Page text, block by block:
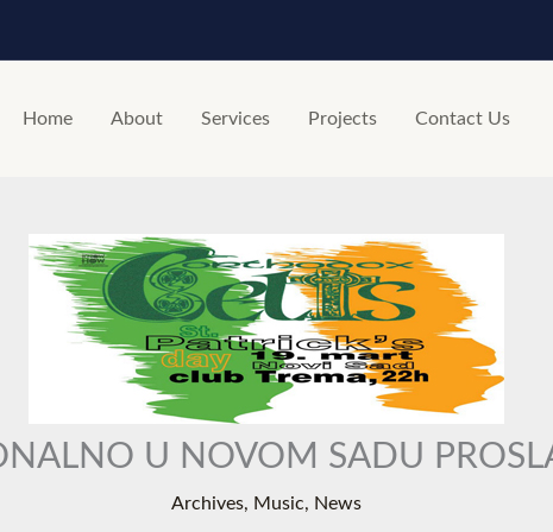
Home
About Services Projects Contact Us
U NOVOM SADU
Archives, Music, News